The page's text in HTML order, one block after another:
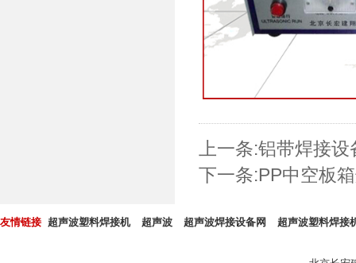
上一条:铝带焊接设
下一条:PP中空板
友情链接 超声波塑料焊接机 超声波 超声波焊接设备网 超声波塑料焊接